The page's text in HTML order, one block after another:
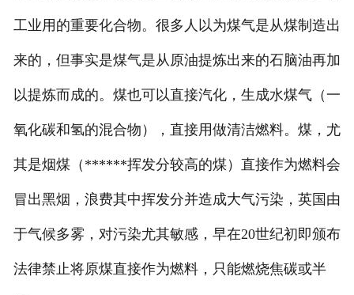
工业用的重要化合物。很多人以为煤气是从煤制造出
来的，但事实是煤气是从原油提炼出来的石脑油再加
以提炼而成的。煤也可以直接汽化，生成水煤气（一
氧化碳和氢的混合物），直接用做清洁燃料。煤，尤
其是烟煤（******挥发分较高的煤）直接作为燃料会
冒出黑烟，浪费其中挥发分并造成大气污染，英国由
于气候多雾，对污染尤其敏感，早在20世纪初即颁布
法律禁止将原煤直接作为燃料，只能燃烧焦碳或半